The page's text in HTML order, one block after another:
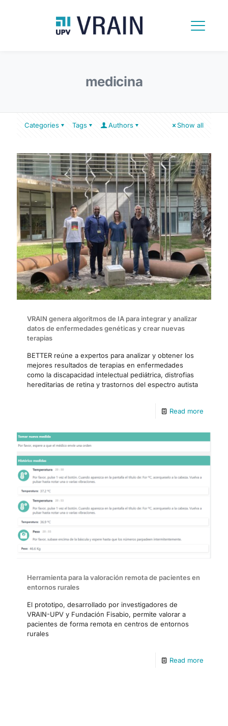
medicina
Categories Tags Authors Show all
VRAIN genera algoritmos de IA para integrar y analizar
datos de enfermedades genéticas y crear nuevas
terapias
BETTER reúne a expertos para analizar y obtener los
mejores resultados de terapias en enfermedades
como la discapacidad intelectual pediátrica, distrofias
hereditarias de retina y trastornos del espectro autista
Read more
Herramienta para la valoración remota de pacientes en
entornos rurales
El prototipo, desarrollado por investigadores de
VRAIN-UPV y Fundación Fisabio, permite valorar a
pacientes de forma remota en centros de entornos
rurales
Read more